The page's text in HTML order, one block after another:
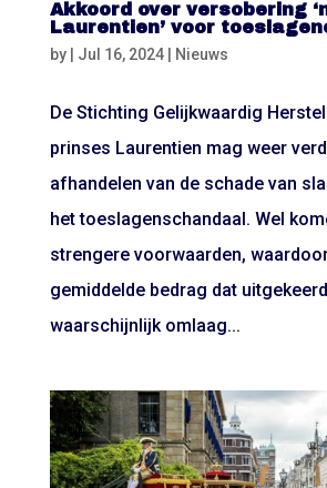
Akkoord over versobering
Laurentien’ voor
by Jul 16, 2024| Nieuws
De Stichting Gelijkwaardig
prinses Laurentien mag weer
afhandelen van de schade van
het toeslagenschandaal. Wel
strengere voorwaarden,
gemiddelde bedrag dat
waarschijnlijk omlaag...